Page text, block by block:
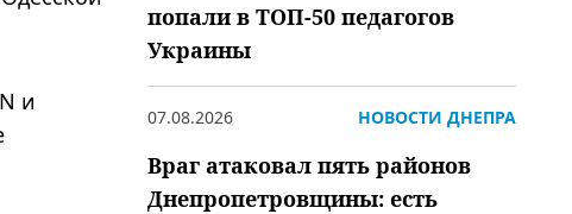
и
попали в ТОП-50 педагогов
Украины
07.08.2026 НОВОСТИ ДНЕПРА
Враг атаковал пять районов
Днепропетровщины: есть